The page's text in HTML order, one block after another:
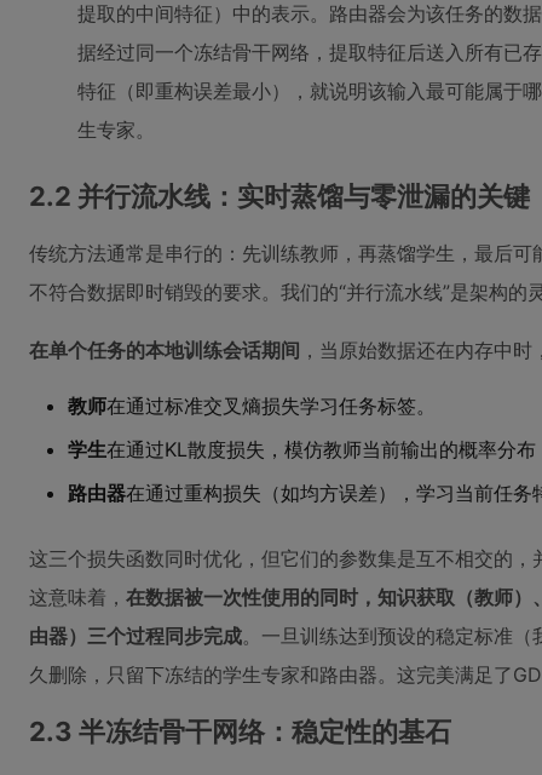
提取的中间特征）中的表示。路由器会为该任务的数
据经过同一个冻结骨干网络，提取特征后送入所有已
特征（即重构误差最小），就说明该输入最可能属于
生专家。
2.2 并行流水线：实时蒸馏与零泄漏的关键
传统方法通常是串行的：先训练教师，再蒸馏学生，最后
不符合数据即时销毁的要求。我们的“并行流水线”是架构的
在单个任务的本地训练会话期间 ，当原始数据还在内存中
教师在通过标准交叉熵损失学习任务标签。
学生在通过KL散度损失，模仿教师当前输出的概率分
路由器在通过重构损失（如均方误差），学习当前任务
这三个损失函数同时优化，但它们的参数集是互不相交的
这意味着， 在数据被一次性使用的同时，知识获取（教师
由器）三个过程同步完成。一旦训练达到预设的稳定标准（
久删除，只留下冻结的学生专家和路由器。这完美满足了
2.3 半冻结骨干网络：稳定性的基石